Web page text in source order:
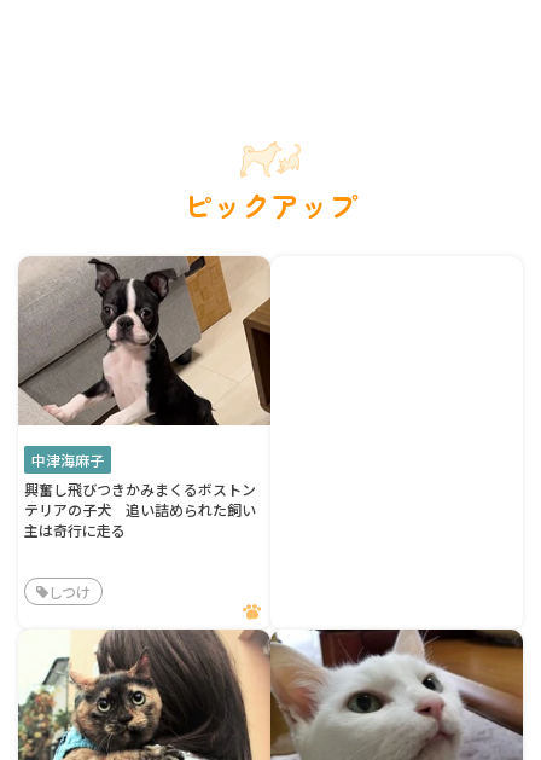
ピックアップ
中津海麻子
興奮し飛びつきかみまくるボストン
テリアの子犬 追い詰められた飼い
主は奇行に走る
しつけ